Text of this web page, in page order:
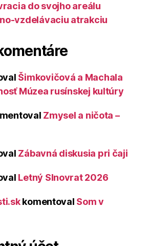
do svojho areálu
vzdelávaciu atrakciu
Šimkovičová a Machala
Múzea rusínskej kultúry
Zmysel a ničota –
Zábavná diskusia pri čaji
Letný Slnovrat 2026
komentoval Som v